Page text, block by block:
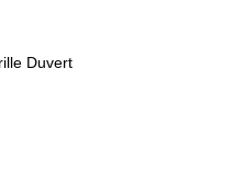
Duvert